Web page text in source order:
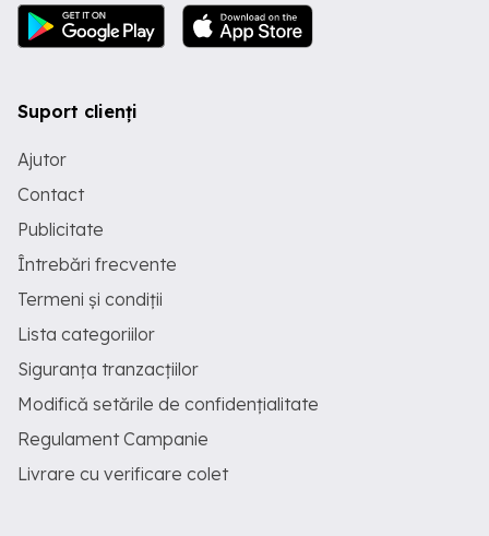
Suport clienți
Ajutor
Contact
Publicitate
Întrebări frecvente
Termeni și condiții
Lista categoriilor
Siguranța tranzacțiilor
Modifică setările de confidențialitate
Regulament Campanie
Livrare cu verificare colet